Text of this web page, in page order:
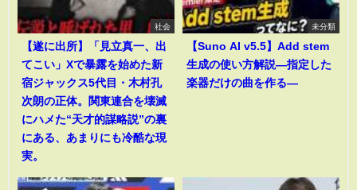
社会
【遂に出所】「見立真一、出
てこい」Xで暴露を始めた新
宿ジャックス5代目・木村孔
次朗の正体。関東連合を壊滅
にハメた“天才的謀略説”の裏
にある、あまりにも冷酷な現
実。
未分類
【Suno AI v5.5】Add stem
生成の使い方解説―指定した
楽器だけの曲を作る―